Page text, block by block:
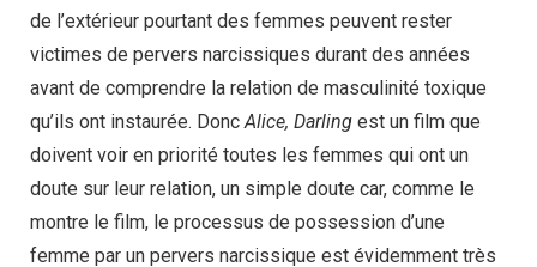
de l’extérieur pourtant des femmes peuvent rester
victimes de pervers narcissiques durant des années
avant de comprendre la relation de masculinité toxique
qu’ils ont instaurée. Donc Alice, Darling est un film que
doivent voir en priorité toutes les femmes qui ont un
doute sur leur relation, un simple doute car, comme le
montre le film, le processus de possession d’une
femme par un pervers narcissique est évidemment très